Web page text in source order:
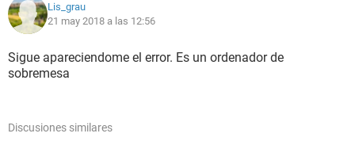
Lis_grau
21 may 2018 a las 12:56
Sigue apareciendome el error. Es un ordenador de
sobremesa
Discusiones similares